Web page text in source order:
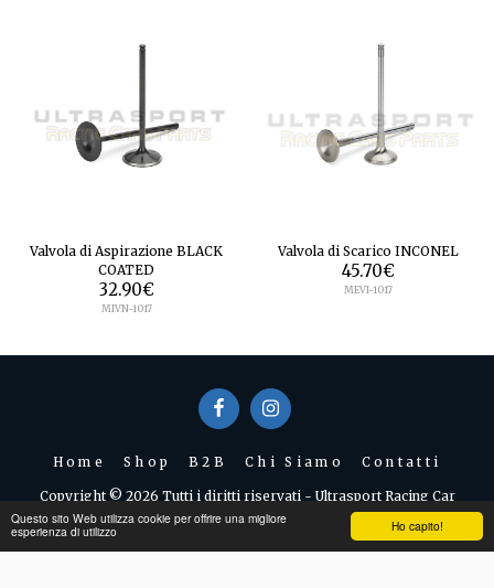
Ho capito!
Questo sito Web utilizza cookie per offrire una migliore
esperienza di utilizzo
Valvola di Aspirazione BLACK
COATED
32.90€
MIVN-1017
Valvola di Scarico INCONEL
45.70€
MEVI-1017
Home Shop B2B Chi Siamo Contatti
Copyright © 2026 Tutti i diritti riservati - Ultrasport Racing Car
Metodi di Pagamento e Condizioni
Privacy